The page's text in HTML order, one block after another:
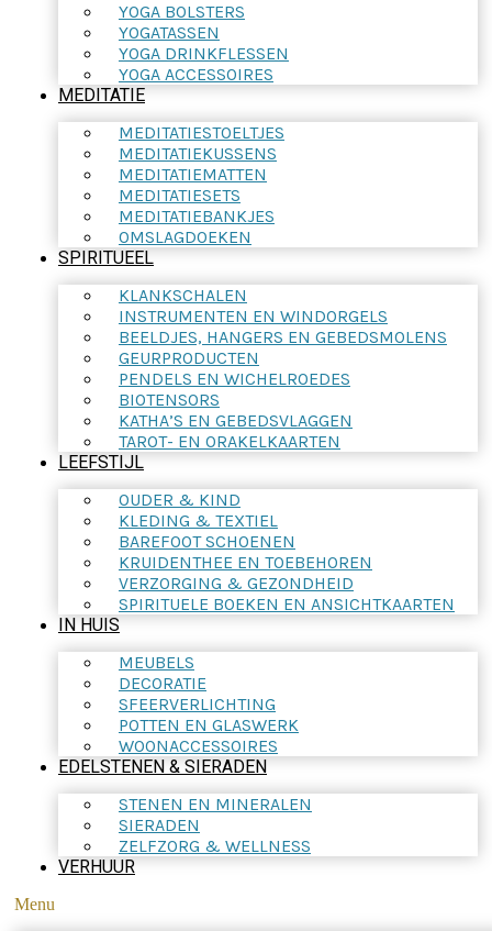
YOGA BOLSTERS
YOGATASSEN
YOGA DRINKFLESSEN
YOGA ACCESSOIRES
MEDITATIE
MEDITATIESTOELTJES
MEDITATIEKUSSENS
MEDITATIEMATTEN
MEDITATIESETS
MEDITATIEBANKJES
OMSLAGDOEKEN
SPIRITUEEL
KLANKSCHALEN
INSTRUMENTEN EN WINDORGELS
BEELDJES, HANGERS EN GEBEDSMOLENS
GEURPRODUCTEN
PENDELS EN WICHELROEDES
BIOTENSORS
KATHA’S EN GEBEDSVLAGGEN
TAROT- EN ORAKELKAARTEN
LEEFSTIJL
OUDER & KIND
KLEDING & TEXTIEL
BAREFOOT SCHOENEN
KRUIDENTHEE EN TOEBEHOREN
VERZORGING & GEZONDHEID
SPIRITUELE BOEKEN EN ANSICHTKAARTEN
IN HUIS
MEUBELS
DECORATIE
SFEERVERLICHTING
POTTEN EN GLASWERK
WOONACCESSOIRES
EDELSTENEN & SIERADEN
STENEN EN MINERALEN
SIERADEN
ZELFZORG & WELLNESS
VERHUUR
Menu